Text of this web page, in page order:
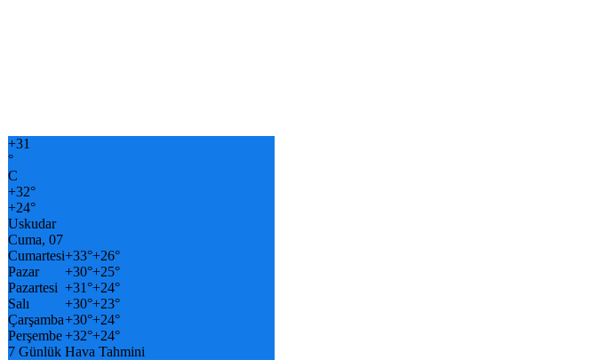
+31
°
C
+32°
+24°
Uskudar
Cuma, 07
Cumartesi+33°+26°
Pazar
+30°+25°
Pazartesi +31°+24°
Salı
+30°+23°
Çarşamba+30°+24°
Perşembe+32°+24°
7 Günlük Hava Tahmini